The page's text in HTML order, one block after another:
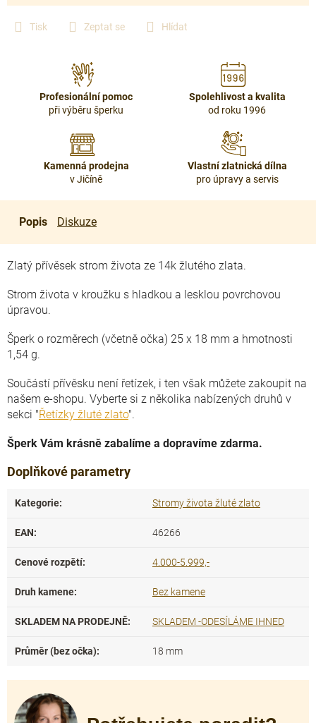
Tisk Zeptat se Hlídat
Profesionální pomoc
při výběru šperku
Spolehlivost a kvalita
od roku 1996
Kamenná prodejna
v Jičíně
Vlastní zlatnická dílna
pro úpravy a servis
Popis Diskuze
Zlatý přívěsek strom života ze 14k žlutého zlata.
Strom života v kroužku s hladkou a lesklou povrchovou
úpravou.
Šperk o rozměrech (včetně očka) 25 x 18 mm a hmotnosti
1,54 g.
Součástí přívěsku není řetízek, i ten však můžete zakoupit na
našem e-shopu. Vyberte si z několika nabízených druhů v
sekci "Řetízky žluté zlato".
Šperk Vám krásně zabalíme a dopravíme zdarma.
Doplňkové parametry
Kategorie: Stromy života žluté zlato
EAN: 46266
Cenové rozpětí: 4.000-5.999,-
Druh kamene: Bez kamene
SKLADEM NA PRODEJNĚ: SKLADEM -ODESÍLÁME IHNED
Průměr (bez očka): 18 mm